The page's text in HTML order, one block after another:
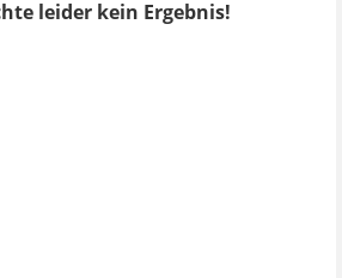
leider kein Ergebnis!